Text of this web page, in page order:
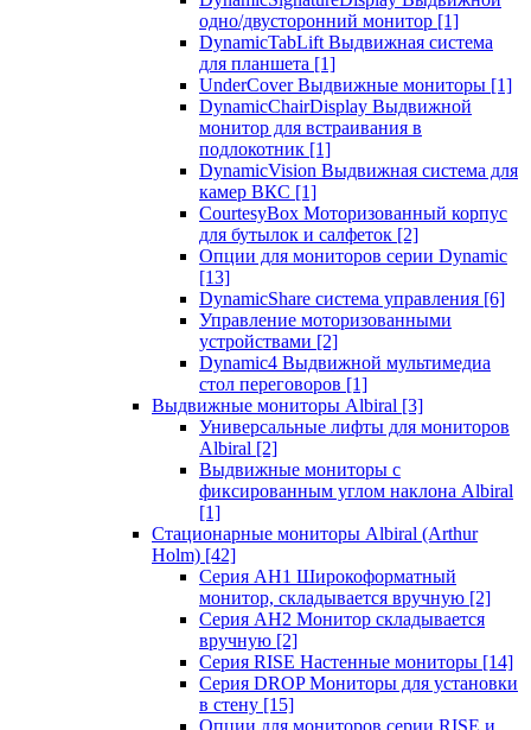
одно/двусторонний монитор [1]
DynamicTabLift Выдвижная система
для планшета [1]
UnderCover Выдвижные мониторы [1]
DynamicChairDisplay Выдвижной
монитор для встраивания в
подлокотник [1]
DynamicVision Выдвижная система для
камер ВКС [1]
CourtesyBox Моторизованный корпус
для бутылок и салфеток [2]
Опции для мониторов серии Dynamic
[13]
DynamicShare система управления [6]
Управление моторизованными
устройствами [2]
Dynamic4 Выдвижной мультимедиа
стол переговоров [1]
Выдвижные мониторы Albiral [3]
Универсальные лифты для мониторов
Albiral [2]
Выдвижные мониторы с
фиксированным углом наклона Albiral
[1]
Стационарные мониторы Albiral (Arthur
Holm) [42]
Серия AH1 Широкоформатный
монитор, складывается вручную [2]
Серия AH2 Монитор складывается
вручную [2]
Серия RISE Настенные мониторы [14]
Серия DROP Мониторы для установки
в стену [15]
Опции для мониторов серии RISE и